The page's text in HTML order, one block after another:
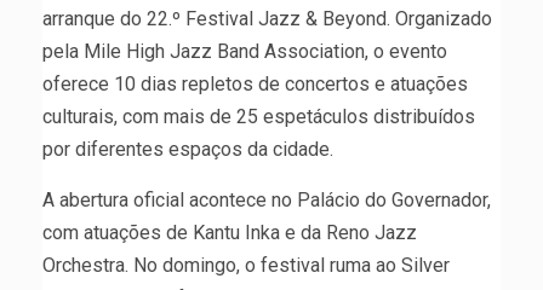
arranque do 22.º Festival Jazz & Beyond. Organizado
pela Mile High Jazz Band Association, o evento
oferece 10 dias repletos de concertos e atuações
culturais, com mais de 25 espetáculos distribuídos
por diferentes espaços da cidade.
A abertura oficial acontece no Palácio do Governador,
com atuações de Kantu Inka e da Reno Jazz
Orchestra. No domingo, o festival ruma ao Silver